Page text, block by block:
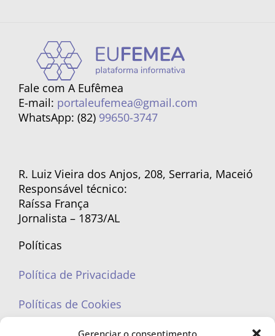
Gerenciar o consentimento
Fale com A Eufêmea
E-mail: portaleufemea@gmail.com
WhatsApp: (82) 99650-3747
R. Luiz Vieira dos Anjos, 208, Serraria, Maceió
Responsável técnico:
Raíssa França
Jornalista – 1873/AL
Políticas
Política de Privacidade
Políticas de Cookies